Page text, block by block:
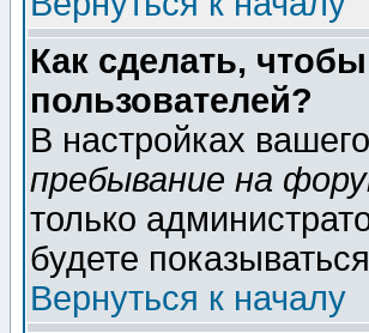
Как сделать,
пользователей?
В настройках
пребывание на
только
будете
Вернуться к началу